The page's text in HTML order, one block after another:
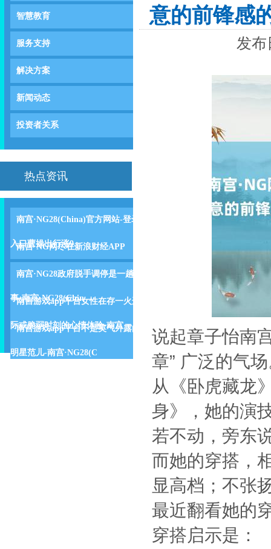
智慧教育
服务支持
解决方案
新闻动态
投资者关系
热点资讯
南宫·NG28(China)官方网站-登录
入口曹操出行涨9.
南宫·NG网尽在新浪财经APP
南宫·NG28政府脱手调停是一趟
事-南宫·NG28(Chin
南宫游戏app平台女性在存一火边
际或脆弱时刻的心情体验-南宫
南宫游戏app平台不是英气外露的
明星范儿-南宫·NG28(C
意的前锋感
发
说起章子怡南
章” 广泛的气
从《卧虎藏龙
身》，她的演
若不动，旁东
而她的穿搭，
显高档；不张
最近翻看她的
穿搭启示是：